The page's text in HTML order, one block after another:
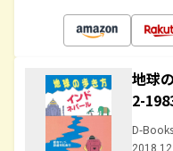
地球
2-
D-Books